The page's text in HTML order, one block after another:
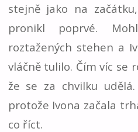
stejně jako na
pronikl poprvé.
roztažených stehen a
vláčně tulilo. Čím víc se
že se za chvilku
protože Ivona začala
co říct.